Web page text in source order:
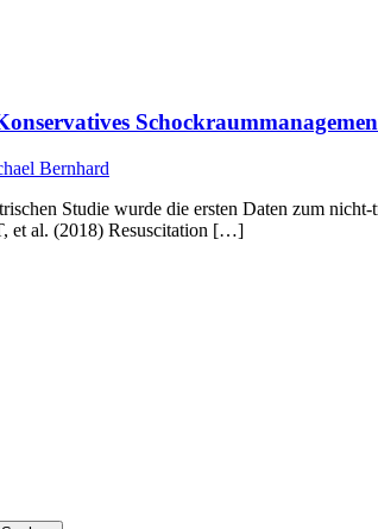
Bernhard
Studie wurde die ersten Daten zum
et al. (2018) Resuscitation […]